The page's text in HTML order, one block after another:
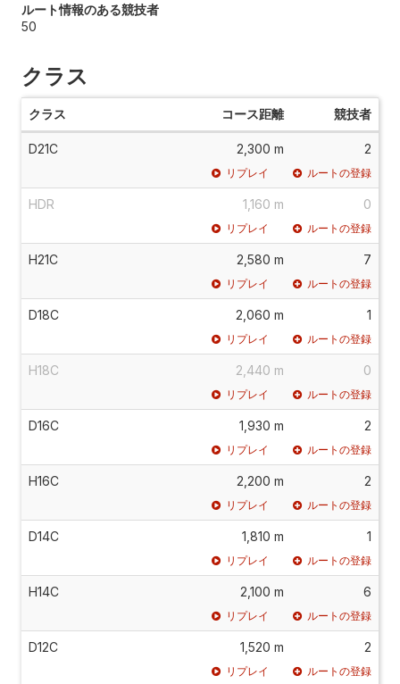
ルート情報のある競技者
50
クラス
クラス コース距離 競技者
D21C 2,300 m 2
リプレイ ルートの登録
HDR 1,160 m 0
リプレイ ルートの登録
H21C 2,580 m 7
リプレイ ルートの登録
D18C 2,060 m 1
リプレイ ルートの登録
H18C 2,440 m 0
リプレイ ルートの登録
D16C 1,930 m 2
リプレイ ルートの登録
H16C 2,200 m 2
リプレイ ルートの登録
D14C 1,810 m 1
リプレイ ルートの登録
H14C 2,100 m 6
リプレイ ルートの登録
D12C 1,520 m 2
リプレイ ルートの登録